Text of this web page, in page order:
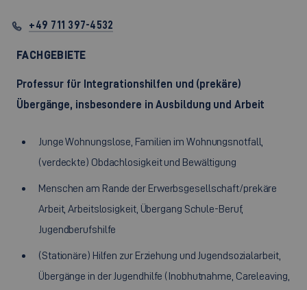
+49 711 397-4532
FACHGEBIETE
Professur für Integrationshilfen und (prekäre)
Übergänge, insbesondere in Ausbildung und Arbeit
Junge Wohnungslose, Familien im Wohnungsnotfall,
(verdeckte) Obdachlosigkeit und Bewältigung
Menschen am Rande der Erwerbsgesellschaft/prekäre
Arbeit, Arbeitslosigkeit, Übergang Schule-Beruf,
Jugendberufshilfe
(Stationäre) Hilfen zur Erziehung und Jugendsozialarbeit,
Übergänge in der Jugendhilfe (Inobhutnahme, Careleaving,